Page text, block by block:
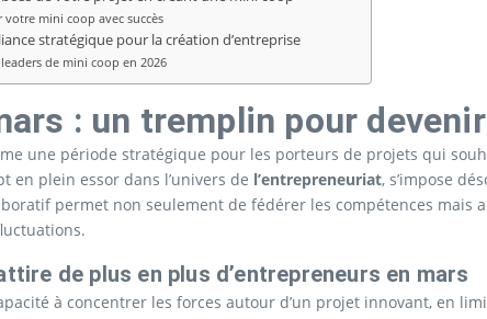
mini coop avec succès
stratégique pour la création d’entreprise
de mini coop en 2026
: un tremplin pour
une période stratégique pour les porteurs de projets qui
en plein essor dans l’univers de l’entrepreneuriat, s’impose
permet non seulement de fédérer les compétences
de plus en plus d’entrepreneurs en mars
à concentrer les forces autour d’un projet innovant, en